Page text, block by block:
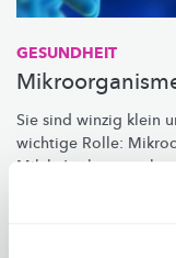
GESUNDHEIT
Sie sind winzig klein
wichtige Rolle:
Milch Joghurt machen.